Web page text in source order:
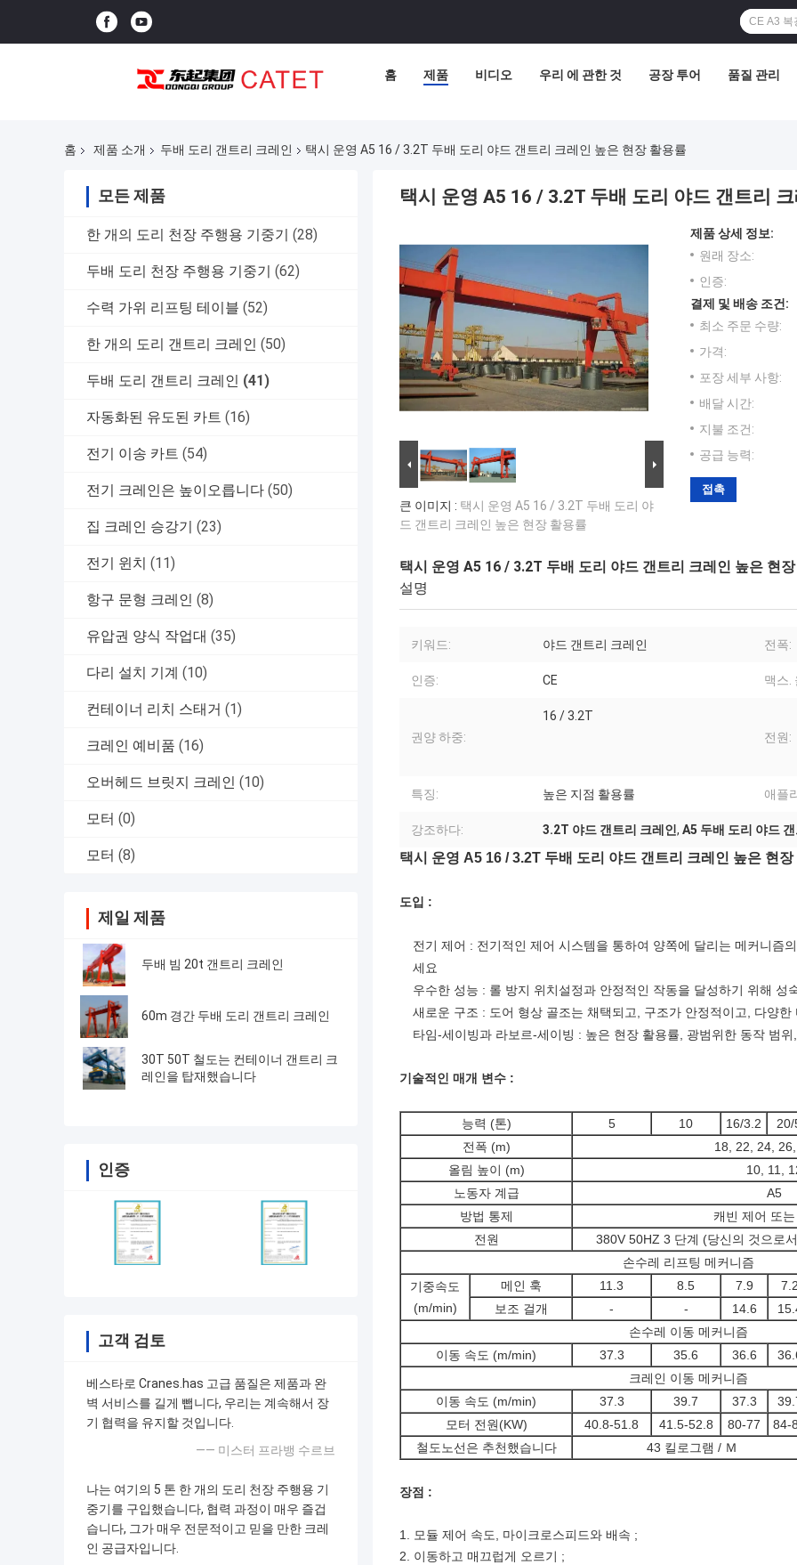
홈 제품 비디오 우리 에 관한 것 공장 투어 품질 관리
홈 제품 소개 두배 도리 갠트리 크레인 택시 운영 A5 16 / 3.2T 두배 도리 야드 갠트리 크레인 높은 현장 활용률
모든 제품
한 개의 도리 천장 주행용 기중기 (28)
두배 도리 천장 주행용 기중기 (62)
수력 가위 리프팅 테이블 (52)
한 개의 도리 갠트리 크레인 (50)
두배 도리 갠트리 크레인 (41)
자동화된 유도된 카트 (16)
전기 이송 카트 (54)
전기 크레인은 높이오릅니다 (50)
집 크레인 승강기 (23)
전기 윈치 (11)
항구 문형 크레인 (8)
유압권 양식 작업대 (35)
다리 설치 기계 (10)
컨테이너 리치 스태거 (1)
크레인 예비품 (16)
오버헤드 브릿지 크레인 (10)
모터 (0)
모터 (8)
제일 제품
두배 빔 20t 갠트리 크레인
60m 경간 두배 도리 갠트리 크레인
30T 50T 철도는 컨테이너 갠트리 크
레인을 탑재했습니다
인증
고객 검토
베스타로 Cranes.has 고급 품질은 제품과 완
벽 서비스를 길게 뺍니다, 우리는 계속해서 장
기 협력을 유지할 것입니다.
—— 미스터 프라뱅 수르브
나는 여기의 5 톤 한 개의 도리 천장 주행용 기
중기를 구입했습니다, 협력 과정이 매우 즐겁
습니다, 그가 매우 전문적이고 믿을 만한 크레
인 공급자입니다.
택시 운영 A5 16 / 3.2T 두배 도리 야드 갠트리
큰 이미지 : 택시 운영 A5 16 / 3.2T 두배 도리 야
드 갠트리 크레인 높은 현장 활용률
제품 상세 정보:
원래 장소:
인증:
결제 및 배송 조건:
최소 주문 수량:
가격:
포장 세부 사항:
배달 시간:
지불 조건:
공급 능력:
접촉
택시 운영 A5 16 / 3.2T 두배 도리 야드 갠트리 크레인 높은 현
설명
키워드: 야드 갠트리 크레인 전폭:
인증: CE 맥스.
권양 하중:
16 / 3.2T
전원:
특징: 높은 지점 활용률 애플
강조하다: 3.2T 야드 갠트리 크레인, A5 두배 도리 야드
택시 운영 A5 16 / 3.2T 두배 도리 야드 갠트리 크레인 높은 현장
도입 :
전기 제어 : 전기적인 제어 시스템을 통하여 양쪽에 달리는 메커니즘
세요
우수한 성능 : 롤 방지 위치설정과 안정적인 작동을 달성하기 위해 성
새로운 구조 : 도어 형상 골조는 채택되고, 구조가 안정적이고, 다양
타임-세이빙과 라보르-세이빙 : 높은 현장 활용률, 광범위한 동작 범
기술적인 매개 변수 :
능력 (톤) 5 10 16/3.2
20/
전폭 (m)
18, 22, 24,
올림 높이 (m)
10, 11,
노동자 계급
A5
방법 통제
캐빈 제어 또
전원
380V 50HZ 3 단계 (당신의 것으로
손수레 리프팅 메커니즘
기중속도
(m/min)
메인 훅 11.3 8.5 7.9
보조 걸개
- - 14.6
손수레 이동 메커니즘
이동 속도 (m/min)
37.3 35.6 36.6
크레인 이동 메커니즘
이동 속도 (m/min)
37.3 39.7 37.3
모터 전원(KW)
40.8-51.8 41.5-52.8 80-77
84-
철도노선은 추천했습니다
43 킬로그램 / Ｍ
장점 :
1. 모듈 제어 속도, 마이크로스피드와 배속 ;
2. 이동하고 매끄럽게 오르기 ;